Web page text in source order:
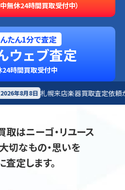
無休24時間買取受付中）
たん1分で査定
ウェブ査定
24時間買取受付中
買取査定依頼がありました。 2026年8
はニーゴ・リユース
切なもの・思いを
査定します。